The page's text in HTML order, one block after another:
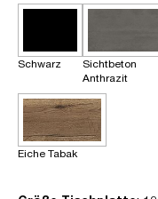
Schwarz
Sichtbeton
Anthrazit
Eiche Tabak